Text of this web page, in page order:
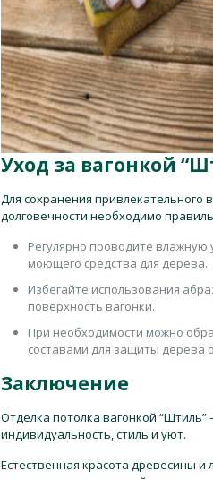
Уход за вагонкой
Для сохранения привлекательного
долговечности необходимо
Регулярно проводите влажную
моющего средства для дерева.
Избегайте использования
поверхность вагонки.
При необходимости можно
составами для защиты дерева
Заключение
Отделка потолка вагонкой
индивидуальность, стиль и уют.
Естественная красота древесины